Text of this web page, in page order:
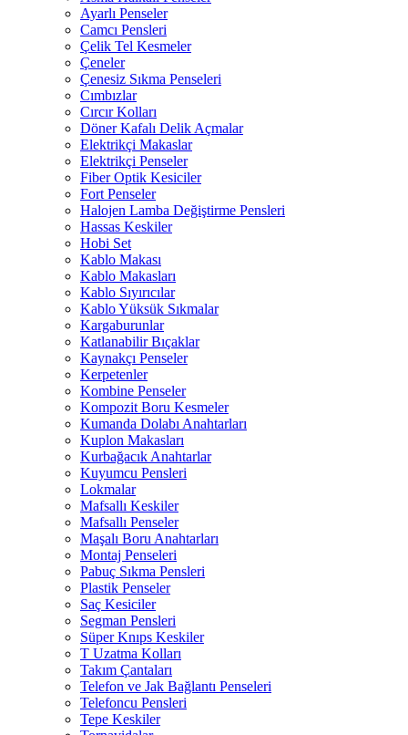
Ayarlı Penseler
Camcı Pensleri
Çelik Tel Kesmeler
Çeneler
Çenesiz Sıkma Penseleri
Cımbızlar
Cırcır Kolları
Döner Kafalı Delik Açmalar
Elektrikçi Makaslar
Elektrikçi Penseler
Fiber Optik Kesiciler
Fort Penseler
Halojen Lamba Değiştirme Pensleri
Hassas Keskiler
Hobi Set
Kablo Makası
Kablo Makasları
Kablo Sıyırıcılar
Kablo Yüksük Sıkmalar
Kargaburunlar
Katlanabilir Bıçaklar
Kaynakçı Penseler
Kerpetenler
Kombine Penseler
Kompozit Boru Kesmeler
Kumanda Dolabı Anahtarları
Kuplon Makasları
Kurbağacık Anahtarlar
Kuyumcu Pensleri
Lokmalar
Mafsallı Keskiler
Mafsallı Penseler
Maşalı Boru Anahtarları
Montaj Penseleri
Pabuç Sıkma Pensleri
Plastik Penseler
Saç Kesiciler
Segman Pensleri
Süper Knıps Keskiler
T Uzatma Kolları
Takım Çantaları
Telefon ve Jak Bağlantı Penseleri
Telefoncu Pensleri
Tepe Keskiler